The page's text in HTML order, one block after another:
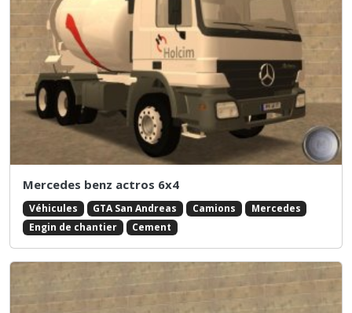
Mercedes benz actros 6x4
Véhicules GTA San Andreas Camions
Mercedes
Engin de chantier
Cement